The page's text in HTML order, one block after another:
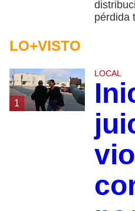
pérdida
LO+VISTO
1
LOCAL